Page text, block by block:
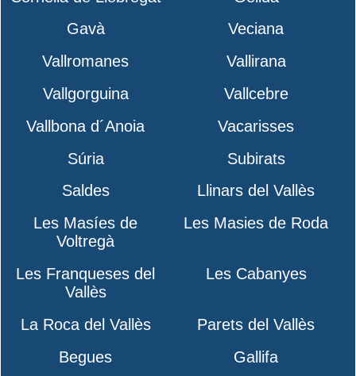
Gavà
Veciana
Vallromanes
Vallirana
Vallgorguina
Vallcebre
Vallbona d´Anoia
Vacarisses
Súria
Subirats
Saldes
Llinars del Vallès
Les Masíes de
Voltregà
Les Masies de Roda
Les Franqueses del
Vallès
Les Cabanyes
La Roca del Vallès
Parets del Vallès
Begues
Gallifa